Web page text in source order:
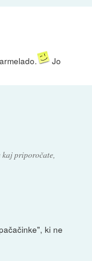
Jo
kaj priporočate,
ki ne